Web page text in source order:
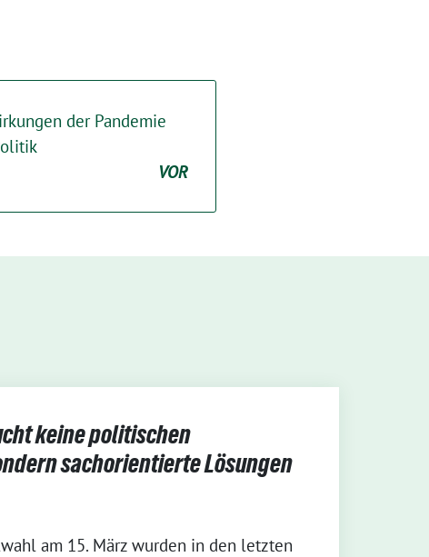
der Pandemie
VOR
keine politischen
sachorientierte Lösungen
am 15. März wurden in den letzten